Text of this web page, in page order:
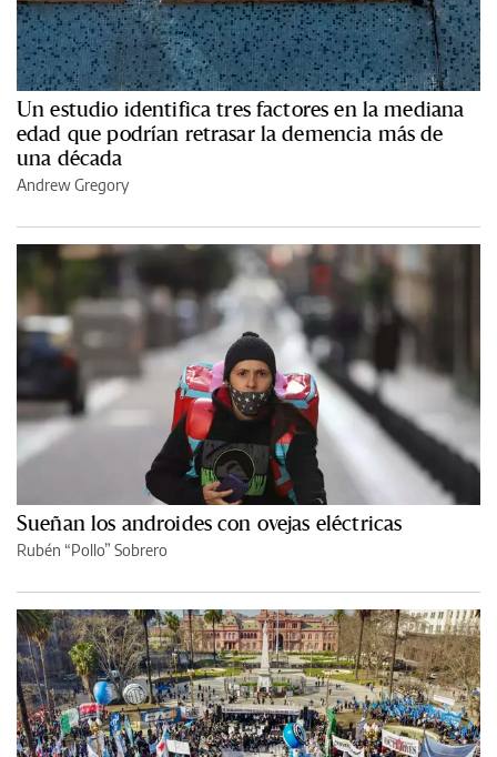
Un estudio identifica tres factores en la mediana
edad que podrían retrasar la demencia más de
una década
Andrew Gregory
Sueñan los androides con ovejas eléctricas
Rubén “Pollo” Sobrero